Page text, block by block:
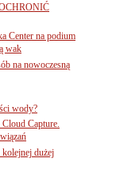
Center na podium
wak
na nowoczesną
wody?
Capture.
dużej